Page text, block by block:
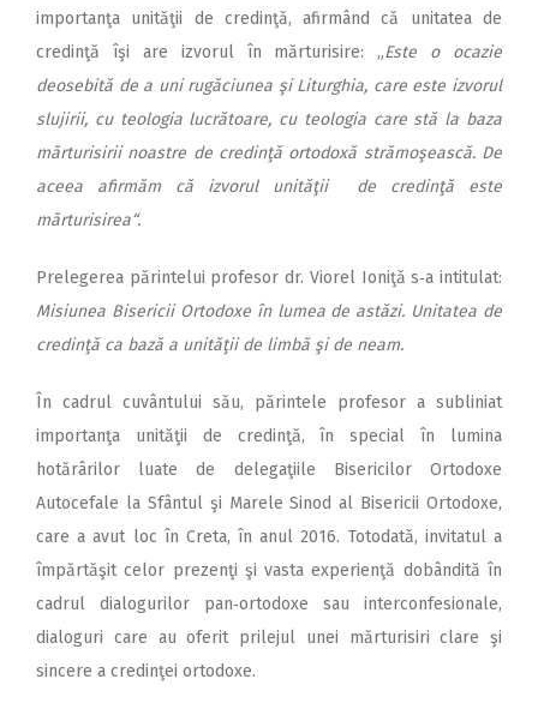
importanţa unităţii de credinţă, afirmând că unitatea de
credinţă îşi are izvorul în mărturisire: „Este o ocazie
deosebită de a uni rugăciunea şi Liturghia, care este izvorul
slujirii, cu teologia lucrătoare, cu teologia care stă la baza
mărturisirii noastre de credinţă ortodoxă strămoşească. De
aceea afirmăm că izvorul unităţii de credinţă este
mărturisirea“.
Prelegerea părintelui profesor dr. Viorel Ioniţă s‑a intitulat:
Misiunea Bisericii Ortodoxe în lumea de astăzi. Unitatea de
credinţă ca bază a unităţii de limbă şi de neam.
În cadrul cuvântului său, părintele profesor a subliniat
importanţa unităţii de credinţă, în special în lumina
hotărârilor luate de delegaţiile Bisericilor Ortodoxe
Autocefale la Sfântul şi Marele Sinod al Bisericii Ortodoxe,
care a avut loc în Creta, în anul 2016. Totodată, invitatul a
împărtăşit celor prezenţi şi vasta experienţă dobândită în
cadrul dialogurilor pan‑ortodoxe sau interconfesionale,
dialoguri care au oferit prilejul unei mărturisiri clare şi
sincere a credinţei ortodoxe.